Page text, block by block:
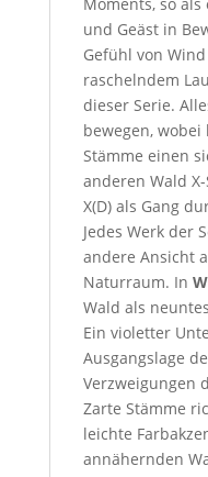
und Geäst in
Gefühl von
raschelndem
dieser Serie.
bewegen,
Stämme einen
anderen Wald
X(D) als Gang
Jedes Werk der
andere Ansicht
Naturraum. In
Wald als
Ein violetter
Ausgangslage
Verzweigungen
Zarte Stämme
leichte
annähernden